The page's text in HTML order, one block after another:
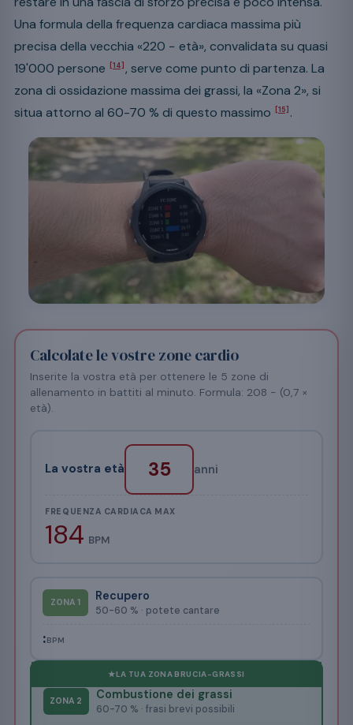
Una formula della frequenza cardiaca massima più
precisa della vecchia «220 − età», convalidata su quasi
19'000 persone
[14] , serve come punto di partenza. La
zona di ossidazione massima dei grassi, la «Zona 2», si
situa attorno al 60-70 % di questo massimo
[15] .
Calcolate le vostre zone cardio
Inserite la vostra età per ottenere le 5 zone di
allenamento in battiti al minuto. Formula: 208 − (0,7 ×
età).
La vostra età anni
FREQUENZA CARDIACA MAX
184 BPM
ZONA 1 Recupero
50-60 % · potete cantare
:BPM
ZONA 2 Combustione dei grassi
60-70 % · frasi brevi possibili